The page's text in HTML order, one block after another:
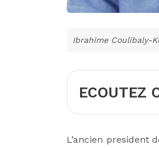
Ibrahime Coulibaly-
ECOUTEZ
L’ancien president